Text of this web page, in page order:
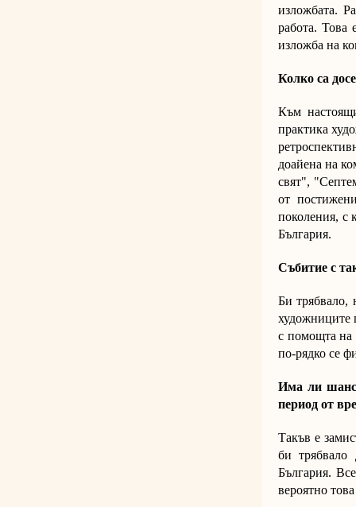
изложбата.
работа. Това
изложба на
Колко са
Към
практика
доайена на
свят",
от
поколения, с
България.
Събитие с
Би трябвало,
художниците
с помощта на
по-рядко се
Има ли шанс
период от
Такъв е
би трябвало
България.
вероятно